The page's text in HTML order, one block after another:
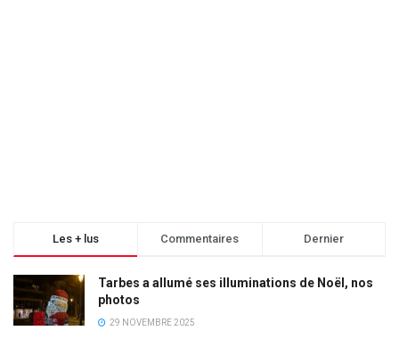
Les + lus Commentaires Dernier
Tarbes a allumé ses illuminations de Noël, nos
photos
29 NOVEMBRE 2025